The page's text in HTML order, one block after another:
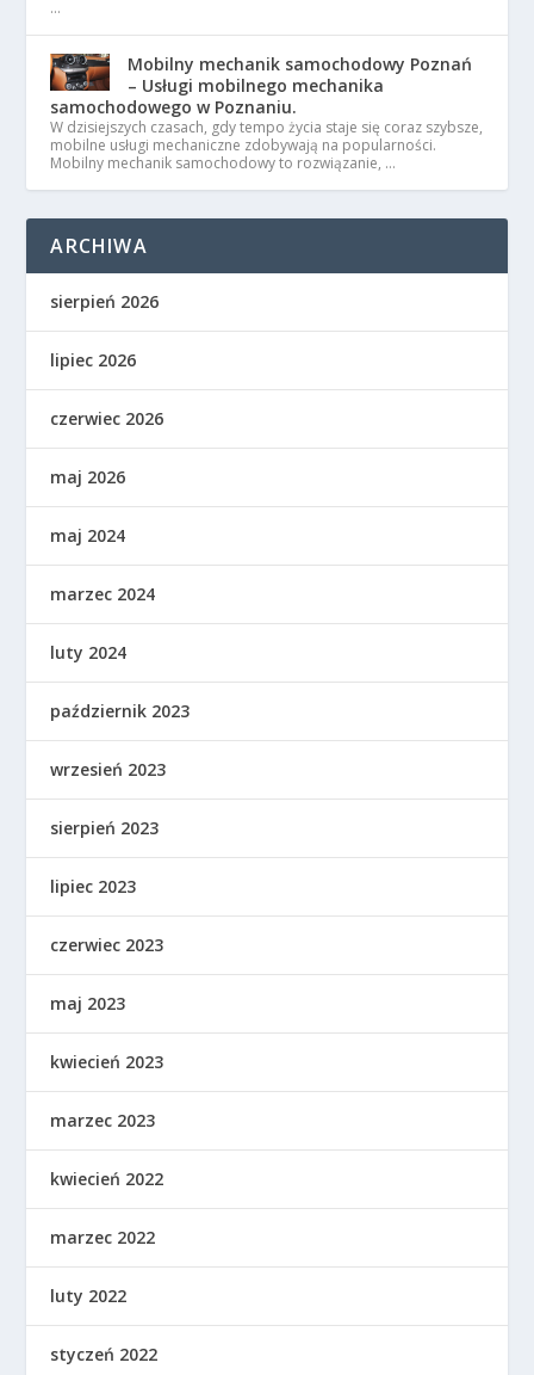
…
Mobilny mechanik samochodowy Poznań
– Usługi mobilnego mechanika
samochodowego w Poznaniu.
W dzisiejszych czasach, gdy tempo życia staje się coraz szybsze,
mobilne usługi mechaniczne zdobywają na popularności.
Mobilny mechanik samochodowy to rozwiązanie, …
ARCHIWA
sierpień 2026
lipiec 2026
czerwiec 2026
maj 2026
maj 2024
marzec 2024
luty 2024
październik 2023
wrzesień 2023
sierpień 2023
lipiec 2023
czerwiec 2023
maj 2023
kwiecień 2023
marzec 2023
kwiecień 2022
marzec 2022
luty 2022
styczeń 2022